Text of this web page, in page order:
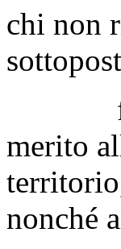
chi non
merito
nonché